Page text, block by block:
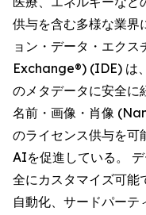
供与を含む多様な業界
ョン・データ・エク
Exchange®) (IDE) は
のメタデータに安全に
名前・画像・肖像
のライセンス供与を可
AIを促進している。
全にカスタマイズ可
自動化、サードパー